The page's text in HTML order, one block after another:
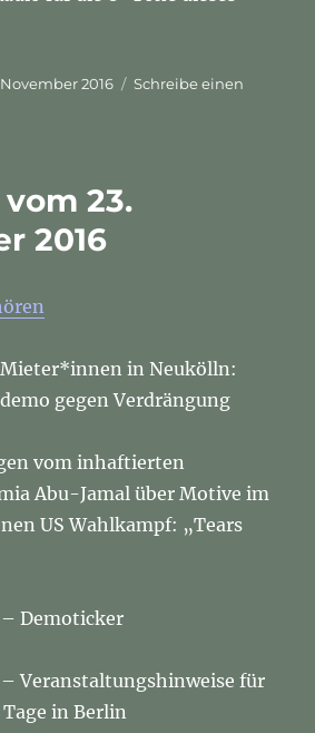
November 2016
Schreibe einen
23.
2016
Mieter*innen in Neukölln:
gegen Verdrängung
vom inhaftierten
Abu-Jamal über Motive im
US Wahlkampf: „Tears
Demoticker
Veranstaltungshinweise für
in Berlin